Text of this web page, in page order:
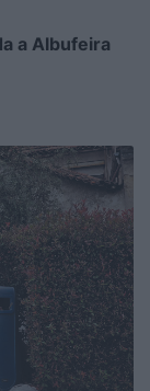
a Albufeira